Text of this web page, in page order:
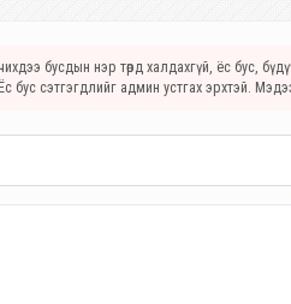
бусдын нэр төрд халдахгүй, ёс бус,
бус сэтгэгдлийг админ устгах эрхтэй.